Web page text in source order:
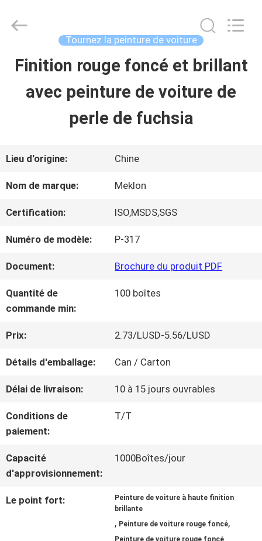
APERÇU
VIDÉOS
DE
NOUS
CONTRÔLE
DE
LA
QUALITÉ
CONTACT
Meklon
Tournez la peinture de voiture
Finition rouge foncé et brillant
avec peinture de voiture de
perle de fuchsia
Lieu d'origine: Chine
Nom de marque: Meklon
Certification: ISO,MSDS,SGS
Numéro de modèle: P-317
Document: Brochure du produit PDF
Quantité de
commande min:
100 boîtes
Prix: 2.73/LUSD-5.56/LUSD
Détails d'emballage: Can / Carton
Délai de livraison: 10 à 15 jours ouvrables
Conditions de
paiement:
T/T
Capacité
d'approvisionnement:
1000Boîtes/jour
Le point fort:
Peinture de voiture à haute finition
brillante
, Peinture de voiture rouge foncé,